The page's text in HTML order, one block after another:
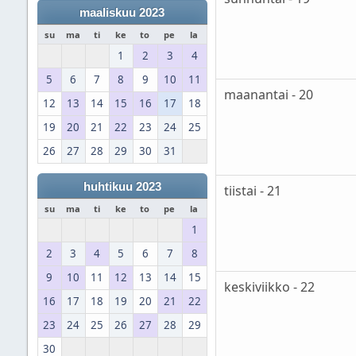
maaliskuu 2023
su ma ti ke to pe la
1 2 3
4
5
6 7 8 9 10
11
12
13 14 15 16 17
18
19
20 21 22 23 24
25
26
27 28 29 30 31
huhtikuu 2023
su ma ti ke to pe la
1
2
3 4 5 6 7
8
9
10 11 12 13 14
15
16
17 18 19 20 21
22
23
24 25 26 27 28
29
30
maanantai - 20
tiistai - 21
keskiviikko - 22